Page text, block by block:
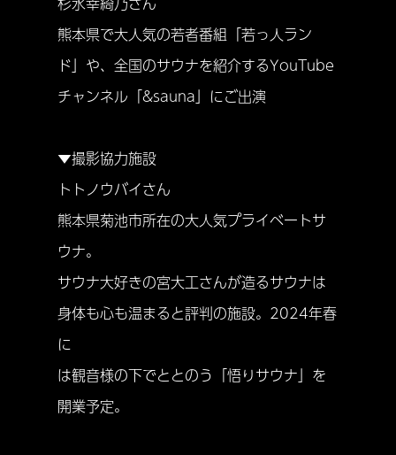
熊本県で大人気の若者番組「若っ人ラン
ド」や、全国のサウナを紹介するYouTube
チャンネル「&sauna」にご出演
▼撮影協力施設
トトノウバイさん
熊本県菊池市所在の大人気プライベートサ
ウナ。
サウナ大好きの宮大工さんが造るサウナは
身体も心も温まると評判の施設。2024年春
に
は観音様の下でととのう「悟りサウナ」を
開業予定。